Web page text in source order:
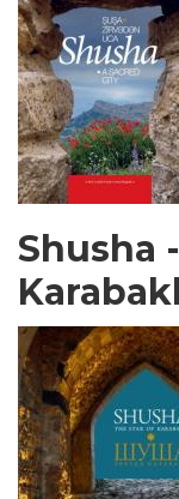
Shusha